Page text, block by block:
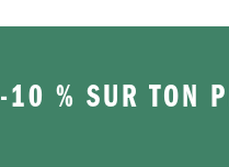
-10 % SUR TON